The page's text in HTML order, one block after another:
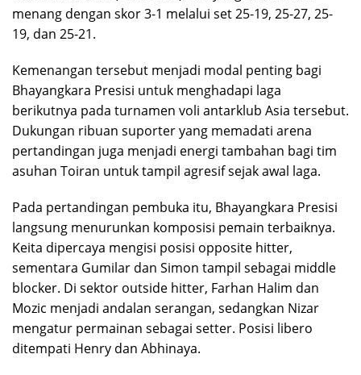
menang dengan skor 3-1 melalui set 25-19, 25-27, 25-
19, dan 25-21.
Kemenangan tersebut menjadi modal penting bagi
Bhayangkara Presisi untuk menghadapi laga
berikutnya pada turnamen voli antarklub Asia tersebut.
Dukungan ribuan suporter yang memadati arena
pertandingan juga menjadi energi tambahan bagi tim
asuhan Toiran untuk tampil agresif sejak awal laga.
Pada pertandingan pembuka itu, Bhayangkara Presisi
langsung menurunkan komposisi pemain terbaiknya.
Keita dipercaya mengisi posisi opposite hitter,
sementara Gumilar dan Simon tampil sebagai middle
blocker. Di sektor outside hitter, Farhan Halim dan
Mozic menjadi andalan serangan, sedangkan Nizar
mengatur permainan sebagai setter. Posisi libero
ditempati Henry dan Abhinaya.